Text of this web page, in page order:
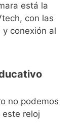
está la
con las
conexión al
no podemos
este reloj